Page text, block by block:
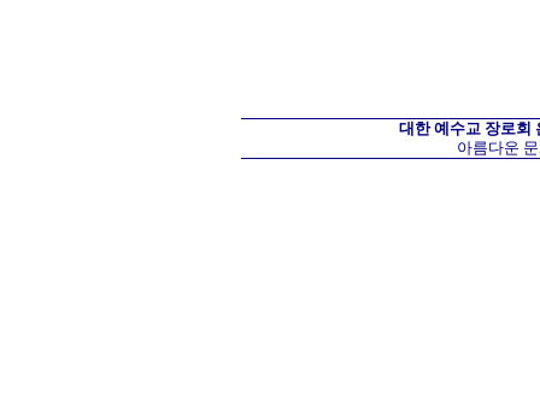
대한 예수교 장로회
아름다운